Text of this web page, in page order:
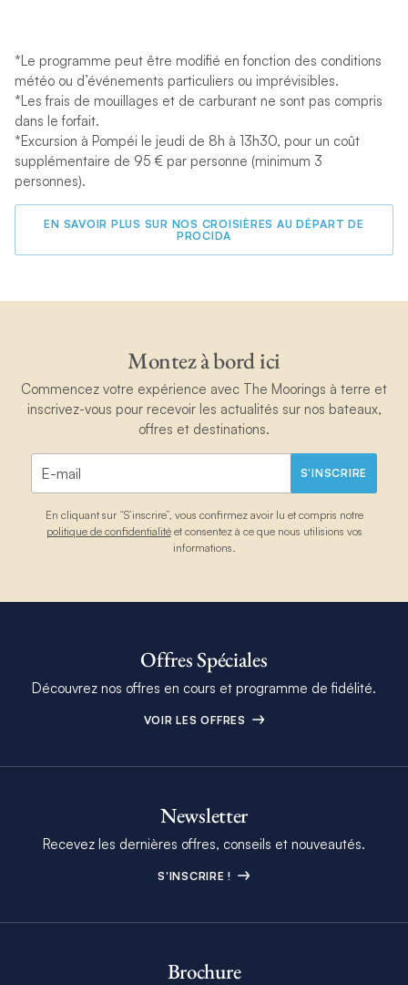
*Le programme peut être modifié en fonction des conditions
météo ou d’événements particuliers ou imprévisibles.
*Les frais de mouillages et de carburant ne sont pas compris
dans le forfait.
*Excursion à Pompéi le jeudi de 8h à 13h30, pour un coût
supplémentaire de 95 € par personne (minimum 3
personnes).
EN SAVOIR PLUS SUR NOS CROISIÈRES AU DÉPART DE
PROCIDA
Montez à bord ici
Commencez votre expérience avec The Moorings à terre et
inscrivez-vous pour recevoir les actualités sur nos bateaux,
offres et destinations.
S'INSCRIRE
En cliquant sur “S’inscrire”, vous confirmez avoir lu et compris notre
politique de confidentialitéet consentez à ce que nous utilisions vos
informations.
Offres Spéciales
Découvrez nos offres en cours et programme de fidélité.
VOIR LES OFFRES
Newsletter
Recevez les dernières offres, conseils et nouveautés.
S'INSCRIRE !
Brochure